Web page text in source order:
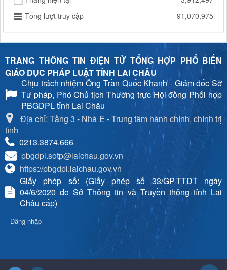
Tổng lượt truy cập
91,070,975
TRANG THÔNG TIN ĐIỆN TỬ TỔNG HỢP PHỔ BIẾN
GIÁO DỤC PHÁP LUẬT TỈNH LAI CHÂU
Chịu trách nhiệmÔng Trần Quốc Khanh - Giám đốc Sở
Tư pháp, Phó Chủ tịch Thường trực Hội đồng Phối hợp
PBGDPL tỉnh Lai Châu
Địa chỉ: Tầng 3 - Nhà E - Trung tâm hành chính, chính trị
tỉnh
0213.3874.666
pbgdpl.sotp@laichau.gov.vn
https://pbgdpl.laichau.gov.vn
Giấy phép số: (Giấy phép số 33/GP-TTĐT ngày
04/6/2020 do Sở Thông tin và Truyền thông tỉnh Lai
Châu cấp)
Đăng nhập